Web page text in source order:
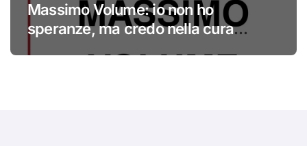
Massimo Volume: io non ho
speranze, ma credo nella cura